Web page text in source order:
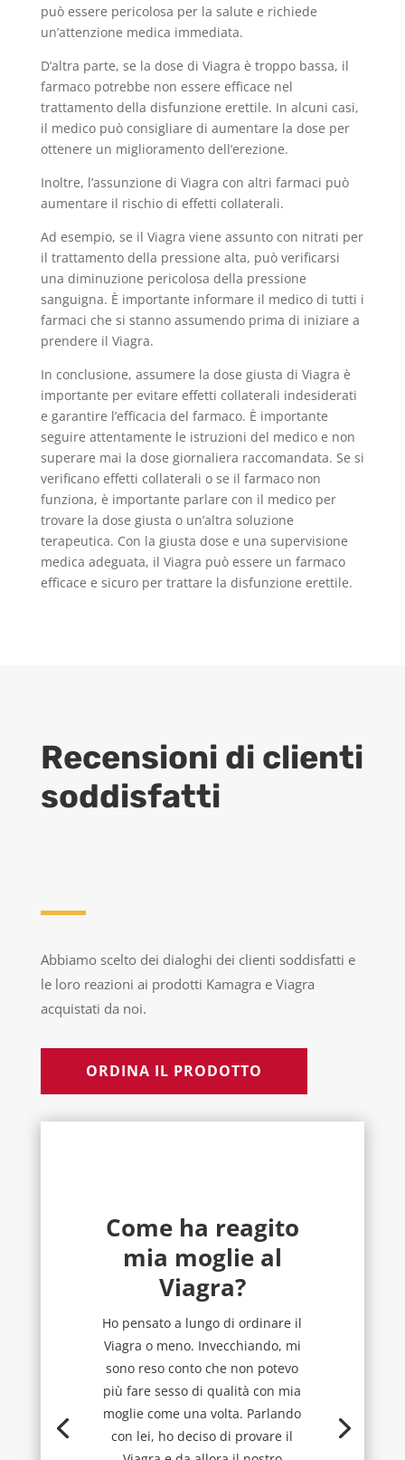
può essere pericolosa per la salute e richiede
un’attenzione medica immediata.
D’altra parte, se la dose di Viagra è troppo bassa, il
farmaco potrebbe non essere efficace nel
trattamento della disfunzione erettile. In alcuni casi,
il medico può consigliare di aumentare la dose per
ottenere un miglioramento dell’erezione.
Inoltre, l’assunzione di Viagra con altri farmaci può
aumentare il rischio di effetti collaterali.
Ad esempio, se il Viagra viene assunto con nitrati per
il trattamento della pressione alta, può verificarsi
una diminuzione pericolosa della pressione
sanguigna. È importante informare il medico di tutti i
farmaci che si stanno assumendo prima di iniziare a
prendere il Viagra.
In conclusione, assumere la dose giusta di Viagra è
importante per evitare effetti collaterali indesiderati
e garantire l’efficacia del farmaco. È importante
seguire attentamente le istruzioni del medico e non
superare mai la dose giornaliera raccomandata. Se si
verificano effetti collaterali o se il farmaco non
funziona, è importante parlare con il medico per
trovare la dose giusta o un’altra soluzione
terapeutica. Con la giusta dose e una supervisione
medica adeguata, il Viagra può essere un farmaco
efficace e sicuro per trattare la disfunzione erettile.
Recensioni di clienti
soddisfatti
Abbiamo scelto dei dialoghi dei clienti soddisfatti e
le loro reazioni ai prodotti Kamagra e Viagra
acquistati da noi.
ORDINA IL PRODOTTO
Come ha reagito
mia moglie al
Viagra?
Ho pensato a lungo di ordinare il
Viagra o meno. Invecchiando, mi
sono reso conto che non potevo
più fare sesso di qualità con mia
moglie come una volta. Parlando
con lei, ho deciso di provare il